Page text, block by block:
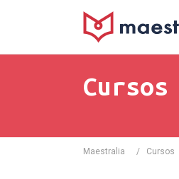
Maestralia / Cursos